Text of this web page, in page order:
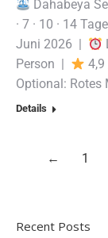
Dahabeya
· 7 · 10 · 14
Juni 2026 |
Person |
Optional: Rotes
Details
← 1
Recent Posts